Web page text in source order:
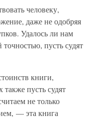
человеку,
даже не одобряя
Удалось ли нам
пусть судят
книги,
пусть судят
не только
— эта книга